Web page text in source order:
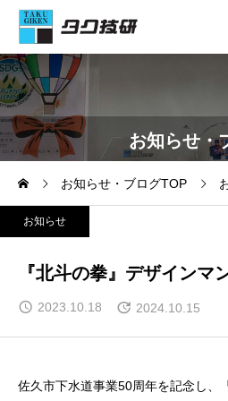
お知らせ・
お知らせ・ブログTOP
お知らせ
『北斗の拳』デザインマ
2023.10.18 2024.10.15
佐久市下水道事業50周年を記念し、